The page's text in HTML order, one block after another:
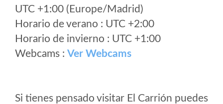
UTC +1:00 (Europe/Madrid)
Horario de verano : UTC +2:00
Horario de invierno : UTC +1:00
Webcams : Ver Webcams
Si tienes pensado visitar El Carrión puedes